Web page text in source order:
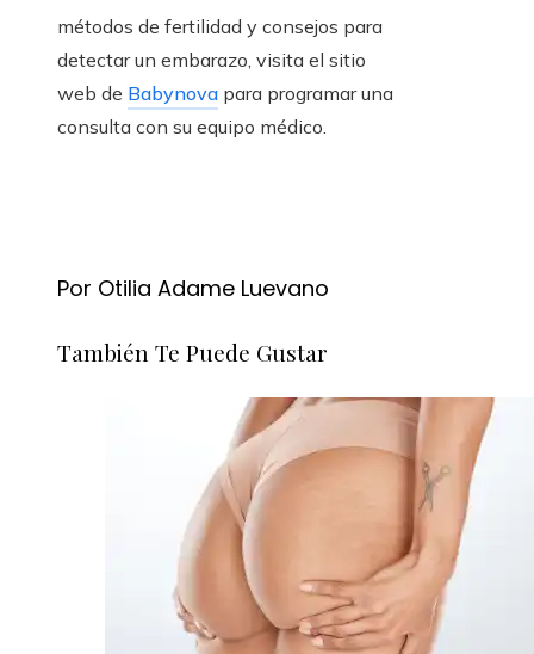
métodos de fertilidad y consejos para
detectar un embarazo, visita el sitio
web de Babynova para programar una
consulta con su equipo médico.
Por Otilia Adame Luevano
También Te Puede Gustar